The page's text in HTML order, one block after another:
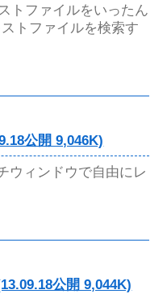
トファイルをいったん
トファイルを検索す
公開 9,046K)
ウィンドウで自由にレ
公開 9,044K)